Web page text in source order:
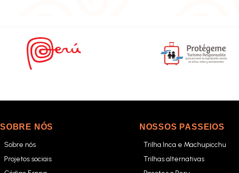
SOBRE NÓS
Sobre nós
Projetos sociais
NOSSOS PASSEIOS
Trilha Inca e Machupicchu
Trilhas alternativas